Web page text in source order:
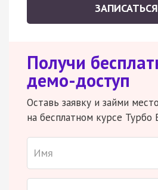
ЗАПИСАТЬСЯ
Получи
демо-доступ
Оставь заявку и займи место
на бесплатном курсе Турбо